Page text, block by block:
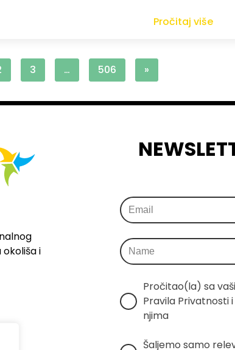
Pročitaj više
3 … 506 »
i
Pročitao(la) sa
Pravila Privatnosti
njima
Šaljemo samo